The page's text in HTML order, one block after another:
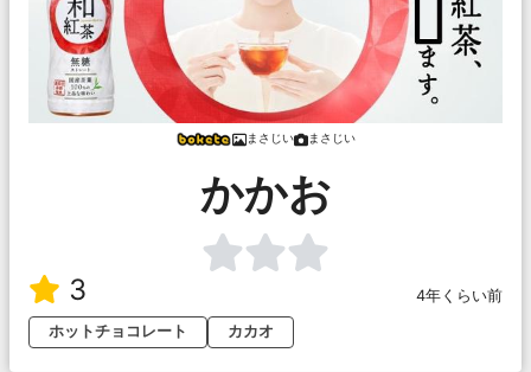
まさじい まさじい
かかお
3
4年くらい前
ホットチョコレート
カカオ